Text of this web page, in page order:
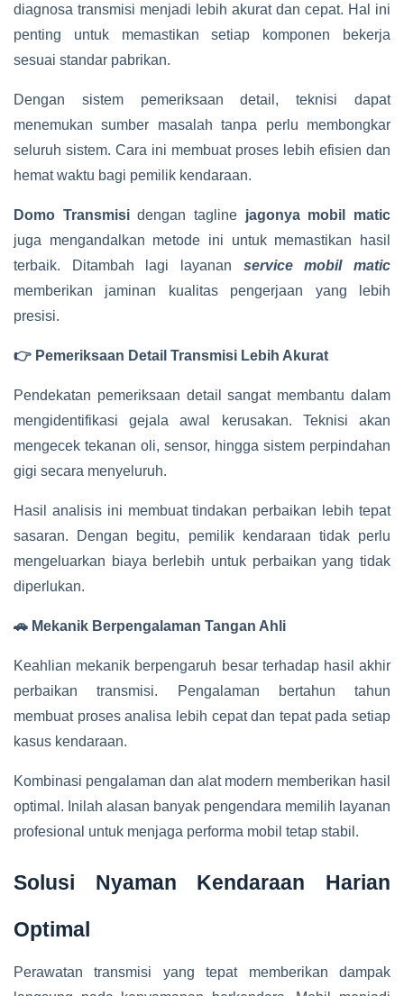
diagnosa transmisi menjadi lebih akurat dan cepat. Hal ini
penting untuk memastikan setiap komponen bekerja
sesuai standar pabrikan.
Dengan sistem pemeriksaan detail, teknisi dapat
menemukan sumber masalah tanpa perlu membongkar
seluruh sistem. Cara ini membuat proses lebih efisien dan
hemat waktu bagi pemilik kendaraan.
Domo Transmisidengan tagline jagonya mobil matic
juga mengandalkan metode ini untuk memastikan hasil
terbaik. Ditambah lagi layanan service mobil matic
memberikan jaminan kualitas pengerjaan yang lebih
presisi.
👉 Pemeriksaan Detail Transmisi Lebih Akurat
Pendekatan pemeriksaan detail sangat membantu dalam
mengidentifikasi gejala awal kerusakan. Teknisi akan
mengecek tekanan oli, sensor, hingga sistem perpindahan
gigi secara menyeluruh.
Hasil analisis ini membuat tindakan perbaikan lebih tepat
sasaran. Dengan begitu, pemilik kendaraan tidak perlu
mengeluarkan biaya berlebih untuk perbaikan yang tidak
diperlukan.
🚗 Mekanik Berpengalaman Tangan Ahli
Keahlian mekanik berpengaruh besar terhadap hasil akhir
perbaikan transmisi. Pengalaman bertahun tahun
membuat proses analisa lebih cepat dan tepat pada setiap
kasus kendaraan.
Kombinasi pengalaman dan alat modern memberikan hasil
optimal. Inilah alasan banyak pengendara memilih layanan
profesional untuk menjaga performa mobil tetap stabil.
Solusi Nyaman Kendaraan Harian
Optimal
Perawatan transmisi yang tepat memberikan dampak